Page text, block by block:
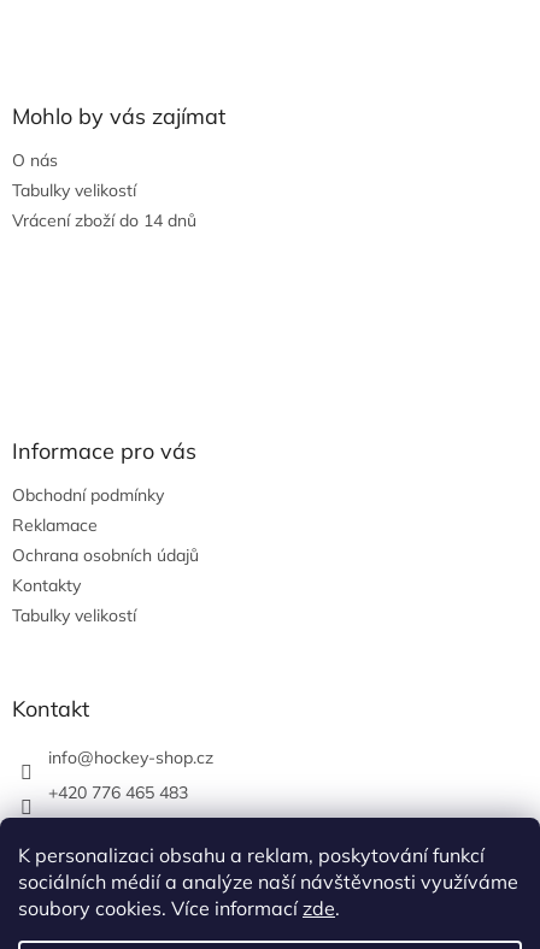
K personalizaci obsahu a reklam, poskytování funkcí
sociálních médií a analýze naší návštěvnosti využíváme
soubory cookies. Více informacízde.
Mohlo by vás zajímat
O nás
Tabulky velikostí
Vrácení zboží do 14 dnů
Informace pro vás
Obchodní podmínky
Reklamace
Ochrana osobních údajů
Kontakty
Tabulky velikostí
Kontakt
info@hockey-shop.cz
+420 776 465 483
hockey_shop.cz